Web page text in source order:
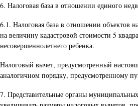
6. Налоговая база в отношении единого
6.1. Налоговая база в отношении объектов
на величину кадастровой стоимости 5
несовершеннолетнего ребенка.
Налоговый вычет, предусмотренный
аналогичном порядку, предусмотренному
7. Представительные органы